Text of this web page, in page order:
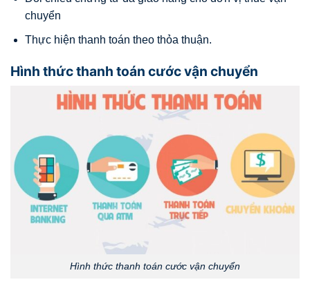
chuyển
Thực hiện thanh toán theo thỏa thuận.
Hình thức thanh toán cước vận chuyển
Hình thức thanh toán cước vận chuyển